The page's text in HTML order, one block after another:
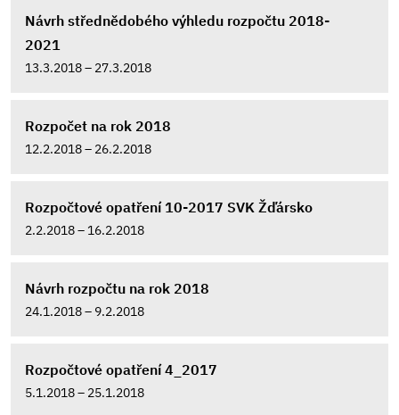
Návrh střednědobého výhledu rozpočtu 2018-
2021
13.3.2018 – 27.3.2018
Rozpočet na rok 2018
12.2.2018 – 26.2.2018
Rozpočtové opatření 10-2017 SVK Žďársko
2.2.2018 – 16.2.2018
Návrh rozpočtu na rok 2018
24.1.2018 – 9.2.2018
Rozpočtové opatření 4_2017
5.1.2018 – 25.1.2018